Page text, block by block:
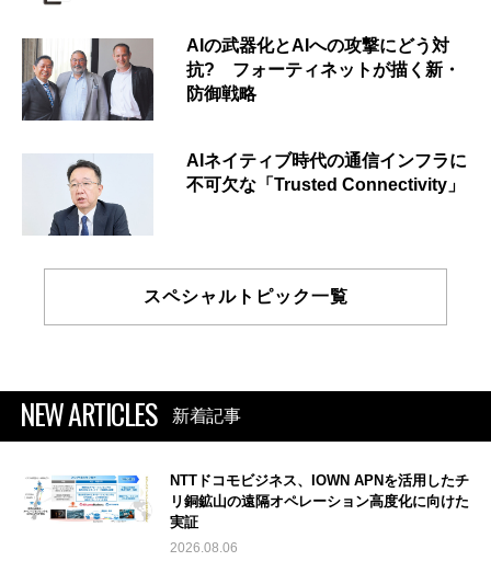
AIの武器化とAIへの攻撃にどう対
抗? フォーティネットが描く新・
防御戦略
AIネイティブ時代の通信インフラに
不可欠な「Trusted Connectivity」
スペシャルトピック一覧
NEW ARTICLES 新着記事
NTTドコモビジネス、IOWN APNを活用したチ
リ銅鉱山の遠隔オペレーション高度化に向けた
実証
2026.08.06